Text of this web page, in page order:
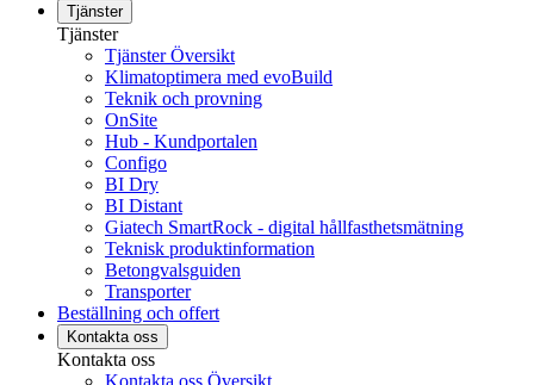
Tjänster
Tjänster
Tjänster Översikt
Klimatoptimera med evoBuild
Teknik och provning
OnSite
Hub - Kundportalen
Configo
BI Dry
BI Distant
Giatech SmartRock - digital hållfasthetsmätning
Teknisk produktinformation
Betongvalsguiden
Transporter
Beställning och offert
Kontakta oss
Kontakta oss